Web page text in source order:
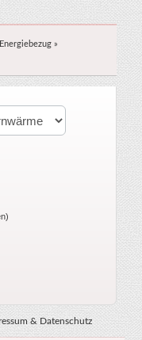
Energiebezug»
& Datenschutz